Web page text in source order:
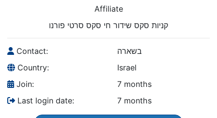
Affiliate
קניות סקס שידור חי סקס סרטי פורנו
Contact:
בשארה
Country:
Israel
Join:
7 months
Last login date:
7 months